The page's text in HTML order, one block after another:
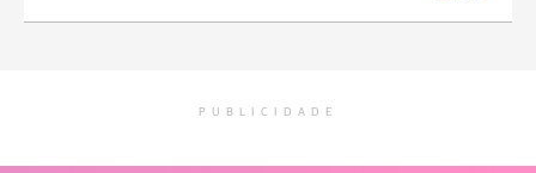
PUBLICIDADE